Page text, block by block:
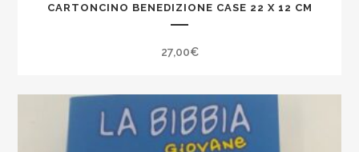
CARTONCINO BENEDIZIONE CASE 22 X 12 CM
27,00€